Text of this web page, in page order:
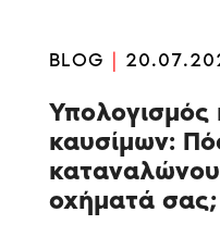
BLOG |
Υπολογισμός
καυσίμων:
οχήματά σας;